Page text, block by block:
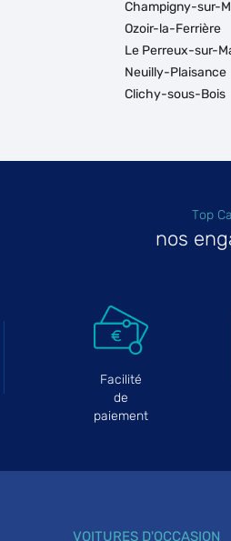
Champigny-sur-
Ozoir-la-Ferrière
Le Perreux-sur-
Neuilly-Plaisance
Clichy-sous-Bois
Top
nos
Facilité
de
paiement
VOITURES D'OCCASION